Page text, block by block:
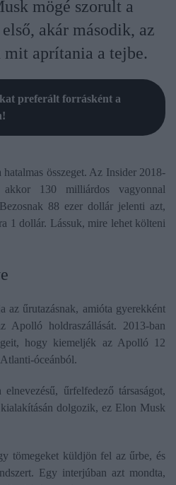
mögé szorult a
akár második, az
aprítania a tejbe.
preferált forrásként a
összeget. Az Insider 2018-
130 milliárdos vagyonnal
88 ezer dollár jelenti azt,
1 dollár. Lássuk, mire lehet költeni
az űrutazásnak, amióta gyerekként
Apolló holdraszállását. 2013-ban
hogy kiemeljék az Apolló 12
óceánból.
űrfelfedező társaságot,
dolgozik, ez Elon Musk
tömegeket küldjön fel az űrbe, és
Egy interjúban azt mondta,